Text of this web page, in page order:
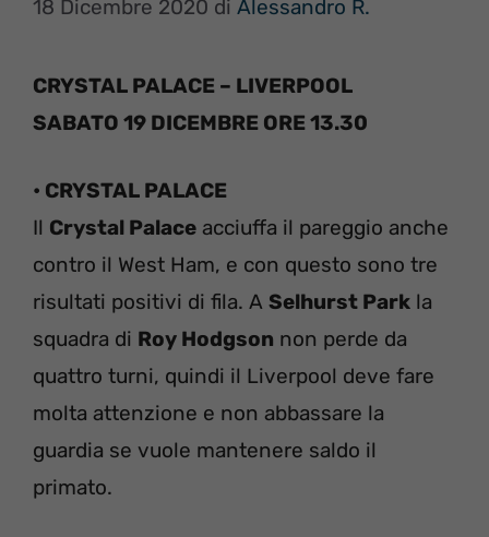
18 Dicembre 2020 di Alessandro R.
CRYSTAL PALACE – LIVERPOOL
SABATO 19 DICEMBRE ORE 13.30
• CRYSTAL PALACE
Il Crystal Palace acciuffa il pareggio anche
contro il West Ham, e con questo sono tre
risultati positivi di fila. A Selhurst Park la
squadra di Roy Hodgson non perde da
quattro turni, quindi il Liverpool deve fare
molta attenzione e non abbassare la
guardia se vuole mantenere saldo il
primato.